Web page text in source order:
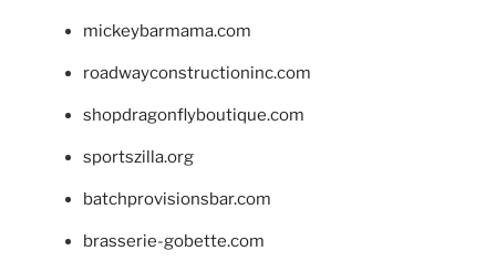
mickeybarmama.com
roadwayconstructioninc.com
shopdragonflyboutique.com
sportszilla.org
batchprovisionsbar.com
brasserie-gobette.com